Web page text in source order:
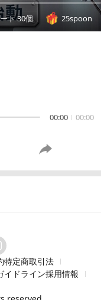
ト 30個 25spoon
00:00 00:00
特定商取引法
イドライン採用情報